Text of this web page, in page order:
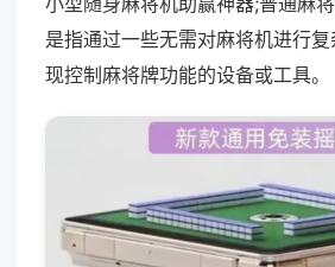
是指通过一些无需对麻将机进行
现控制麻将牌功能的设备或工具。